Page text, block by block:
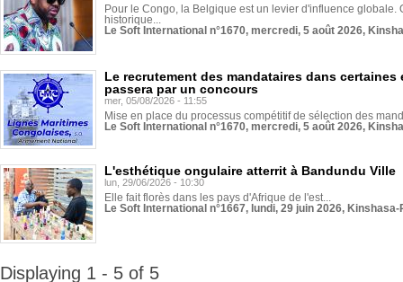
Pour le Congo, la Belgique est un levier d'influence globale.
historique...
Le Soft International n°1670, mercredi, 5 août 2026,
Le recrutement des mandataires dans
passera par un concours
mer, 05/08/2026 - 11:55
Mise en place du processus compétitif de sélection des
Le Soft International n°1670, mercredi, 5 août 2026,
L'esthétique ongulaire atterrit à Bandundu Ville
lun, 29/06/2026 - 10:30
Elle fait florès dans les pays d'Afrique de l'est...
Le Soft International n°1667, lundi, 29 juin 2026,
Displaying 1 - 5 of 5